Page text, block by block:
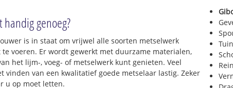
genoeg?
is in staat om vrijwel alle soorten metselwerk
voeren. Er wordt gewerkt met duurzame materialen,
het lijm-, voeg- of metselwerk kunt genieten. Veel
vinden van een kwalitatief goede metselaar lastig. Zeker
u op moet letten.